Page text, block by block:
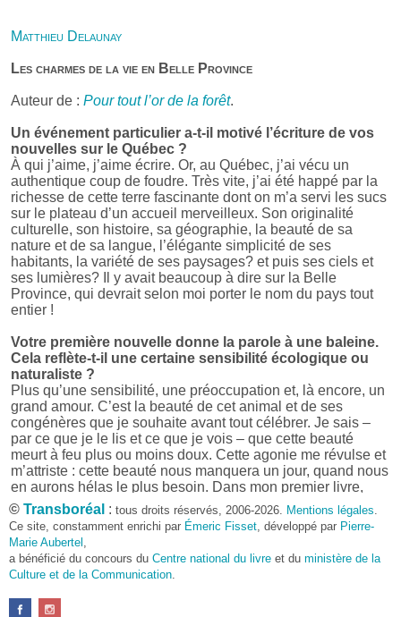
Matthieu Delaunay
Les charmes de la vie en Belle Province
Auteur de : Pour tout l’or de la forêt.
Un événement particulier a-t-il motivé l’écriture de vos
nouvelles sur le Québec ?
À qui j’aime, j’aime écrire. Or, au Québec, j’ai vécu un
authentique coup de foudre. Très vite, j’ai été happé par la
richesse de cette terre fascinante dont on m’a servi les sucs
sur le plateau d’un accueil merveilleux. Son originalité
culturelle, son histoire, sa géographie, la beauté de sa
nature et de sa langue, l’élégante simplicité de ses
habitants, la variété de ses paysages? et puis ses ciels et
ses lumières? Il y avait beaucoup à dire sur la Belle
Province, qui devrait selon moi porter le nom du pays tout
entier !
Votre première nouvelle donne la parole à une baleine.
Cela reflète-t-il une certaine sensibilité écologique ou
naturaliste ?
Plus qu’une sensibilité, une préoccupation et, là encore, un
grand amour. C’est la beauté de cet animal et de ses
congénères que je souhaite avant tout célébrer. Je sais –
par ce que je le lis et ce que je vois – que cette beauté
meurt à feu plus ou moins doux. Cette agonie me révulse et
m’attriste : cette beauté nous manquera un jour, quand nous
en aurons hélas le plus besoin. Dans mon premier livre,
j’avais pris goût à me mettre dans la peau d’une bête. Outre
l’intérêt de l’exercice littéraire, il me semble que cela peut
être un bon moyen pour transmettre certains messages.
Pourquoi avoir choisi le format des nouvelles plutôt
qu’un autre ?
D’abord parce que j’aime (décidément!) en lire !
© Transboréal : tous droits réservés, 2006-2026. Mentions légales
Ce site, constamment enrichi par Émeric Fisset , développé par Pierre-
Marie Aubertel
a bénéficié du concours du Centre national du livre et du ministère de la
Culture et de la Communication